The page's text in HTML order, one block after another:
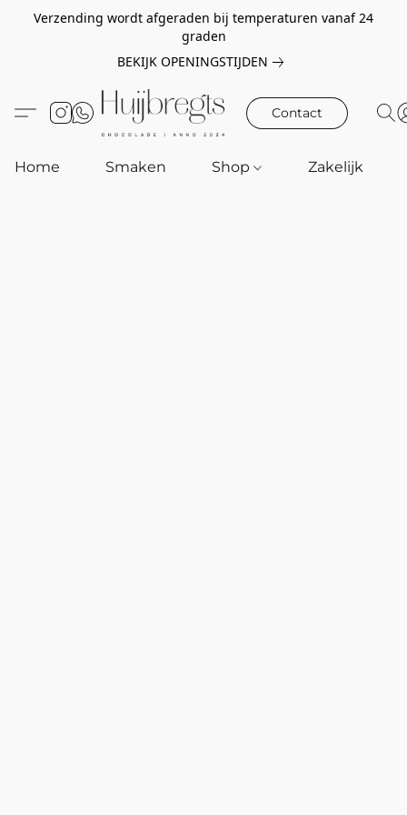
Verzending wordt afgeraden bij temperaturen vanaf 24
graden
BEKIJK OPENINGSTIJDEN
Contact
Home Smaken Shop Zakelijk